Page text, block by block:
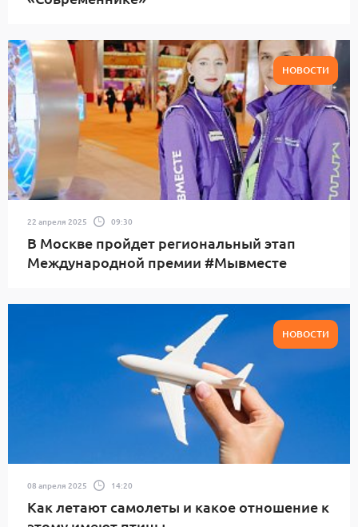
НОВОСТИ
22 апреля 2025 09:30
В Москве пройдет региональный этап
Международной премии #Мывместе
НОВОСТИ
08 апреля 2025 14:20
Как летают самолеты и какое отношение к